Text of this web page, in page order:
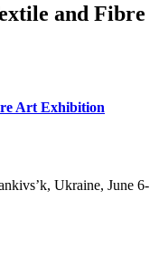
and Fibre
Art Exhibition
Ukraine, June 6-